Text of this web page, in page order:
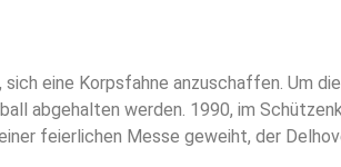
eine Korpsfahne anzuschaffen. Um
abgehalten werden. 1990, im
feierlichen Messe geweiht, der